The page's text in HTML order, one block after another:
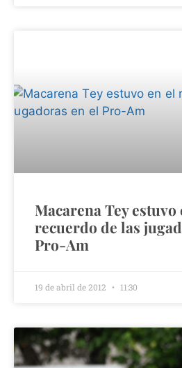
Macarena Tey estuvo
recuerdo de las
Pro-Am
19 de abril de 2012 11:30